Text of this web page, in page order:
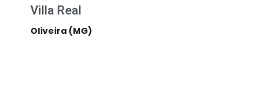
Villa Real
Oliveira (MG)